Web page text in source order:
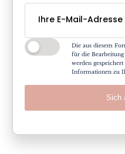
Die aus diesem
für die
werden
Informationen zu
Sich